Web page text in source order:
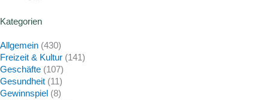
Kategorien
Allgemein (430)
Freizeit & Kultur (141)
Geschäfte (107)
Gesundheit (11)
Gewinnspiel (8)